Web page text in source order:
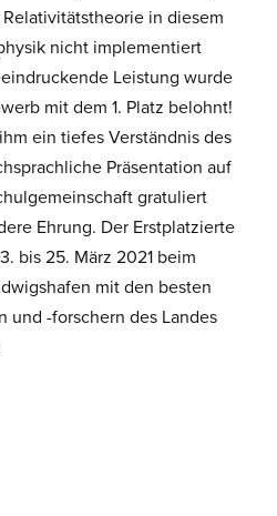
in diesem
nicht implementiert
Leistung wurde
mit dem 1. Platz belohnt!
ein tiefes Verständnis des
Präsentation auf
gratuliert
Ehrung. Der Erstplatzierte
bis 25. März 2021 beim
mit den besten
und -forschern des Landes